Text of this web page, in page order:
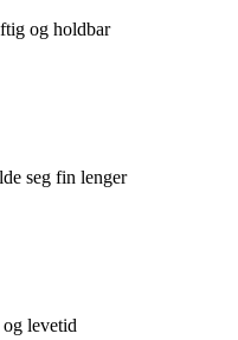
og holdbar
seg fin lenger
levetid